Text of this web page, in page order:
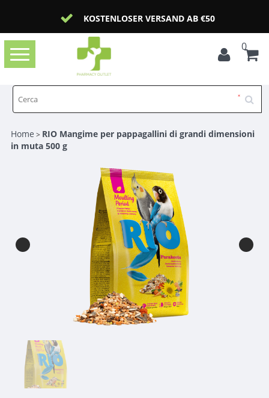
KOSTENLOSER VERSAND AB €50
Toggle
navigation
0
Home > RIO Mangime per pappagallini di grandi dimensioni
in muta 500 g